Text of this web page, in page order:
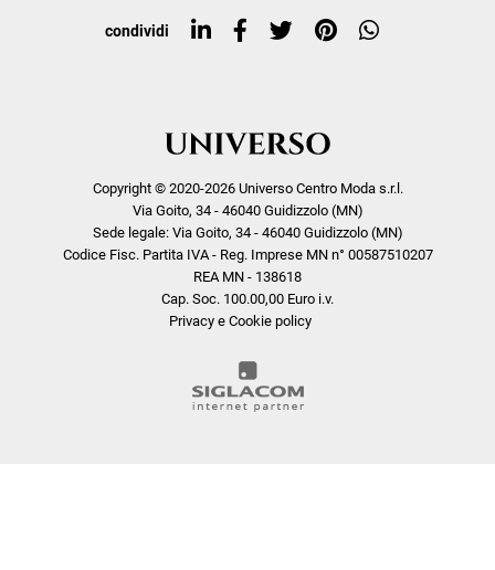
Top ricerche
condividi
Copyright © 2020-2026 Universo Centro Moda s.r.l.
Via Goito, 34 - 46040 Guidizzolo (MN)
Sede legale: Via Goito, 34 - 46040 Guidizzolo (MN)
Codice Fisc. Partita IVA - Reg. Imprese MN n° 00587510207
REA MN - 138618
Cap. Soc. 100.00,00 Euro i.v.
Privacy e Cookie policy